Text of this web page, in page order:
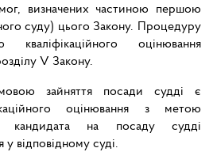
визначених частиною першою
суду) цього Закону. Процедуру
кваліфікаційного оцінювання
V Закону.
зайняття посади судді є
оцінювання з метою
кандидата на посаду судді
відповідному суді.